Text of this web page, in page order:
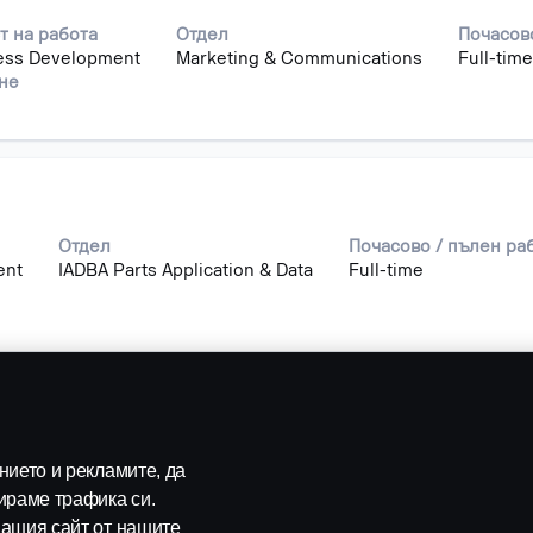
на работа
Development
Отдел
Marketing & Communications
Full-time
Отдел
IADBA Parts Application & Data
Почасово / пълен
Full-time
и рекламите, да
трафика си.
сайт от нашите